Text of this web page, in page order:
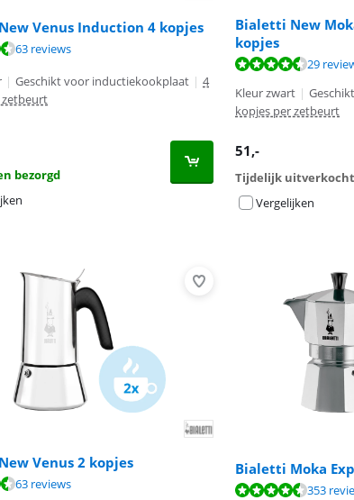
Venus Induction 4 kopjes
is 9,0 van de 10, gebaseerd op 63 reviews.
63 reviews
| Geschikt voor inductiekookplaat | 4
zetbeurt
bezorgd
Bialetti New
kopjes
29
Kleur zwart |
kopjes per zetbeurt
51,-
Tijdelijk uitverkocht
Vergelijken
is 9,1 van de 10, gebaseerd op 353 reviews.
Venus 2 kopjes
is 9,0 van de 10, gebaseerd op 63 reviews.
63 reviews
Bialetti Moka
is 9,1 van de 10, gebaseerd op 353 reviews. 353
is 9,0 van de 10, gebaseerd op 63 reviews.